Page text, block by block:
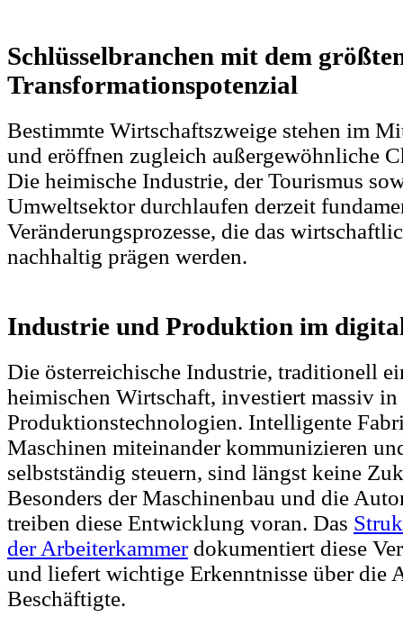
Schlüsselbranchen mit dem
Transformationspotenzial
Bestimmte Wirtschaftszweige stehen im
und eröffnen zugleich außergewöhnliche
Die heimische Industrie, der Tourismus
Umweltsektor durchlaufen derzeit
Veränderungsprozesse, die das
nachhaltig prägen werden.
Industrie und Produktion im
Die österreichische Industrie, traditionell
heimischen Wirtschaft, investiert massiv in
Produktionstechnologien. Intelligente
Maschinen miteinander kommunizieren
selbstständig steuern, sind längst keine
Besonders der Maschinenbau und die
treiben diese Entwicklung voran. Das
der Arbeiterkammerdokumentiert diese
und liefert wichtige Erkenntnisse über die
Beschäftigte.